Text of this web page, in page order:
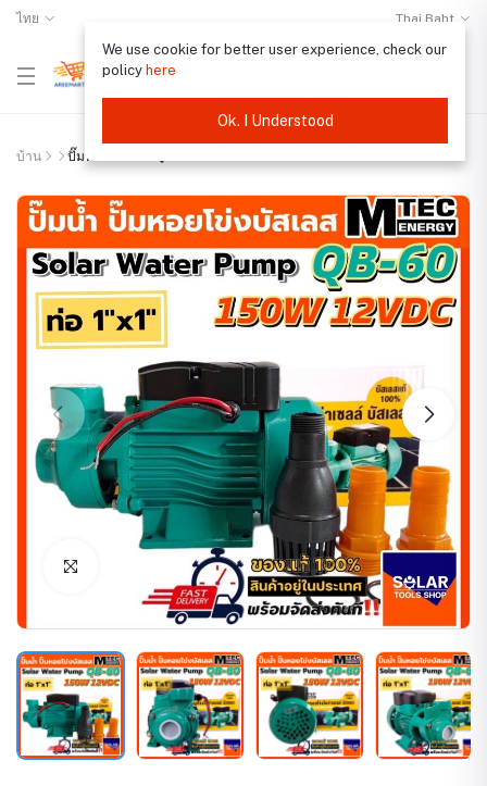
ไทย Thai Baht
บ้าน ปั๊มน้ำหอยโข่งบั�...
Click to Enlarge
We use cookie for better user experience, check our
policy here
Ok. I Understood